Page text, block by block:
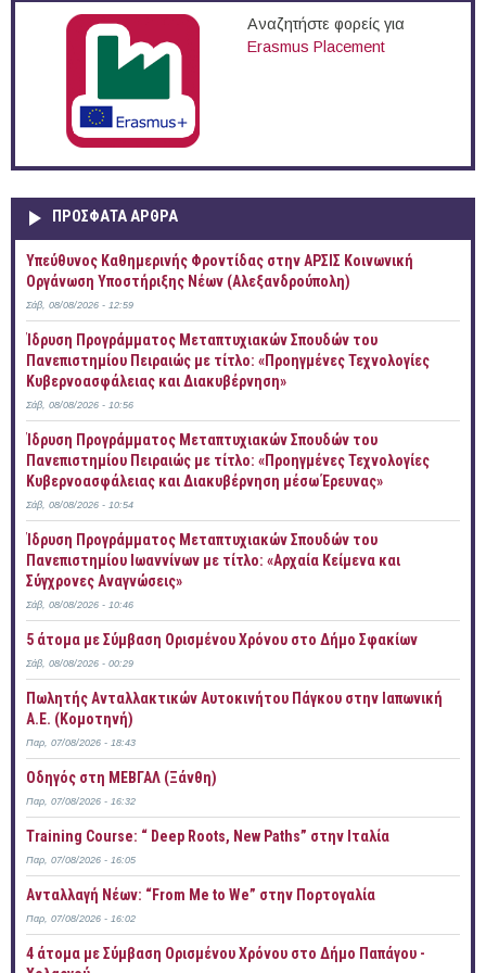
Αναζητήστε φορείς για
Erasmus Placement
ΠΡOΣΦΑΤΑ AΡΘΡΑ
Yπεύθυνος Καθημερινής Φροντίδας στην ΑΡΣΙΣ Κοινωνική
Οργάνωση Υποστήριξης Νέων (Αλεξανδρούπολη)
Σάβ, 08/08/2026 - 12:59
Ίδρυση Προγράμματος Μεταπτυχιακών Σπουδών του
Πανεπιστημίου Πειραιώς με τίτλο: «Προηγμένες Τεχνολογίες
Κυβερνοασφάλειας και Διακυβέρνηση»
Σάβ, 08/08/2026 - 10:56
Ίδρυση Προγράμματος Μεταπτυχιακών Σπουδών του
Πανεπιστημίου Πειραιώς με τίτλο: «Προηγμένες Τεχνολογίες
Κυβερνοασφάλειας και Διακυβέρνηση μέσω Έρευνας»
Σάβ, 08/08/2026 - 10:54
Ίδρυση Προγράμματος Μεταπτυχιακών Σπουδών του
Πανεπιστημίου Ιωαννίνων με τίτλο: «Αρχαία Κείμενα και
Σύγχρονες Αναγνώσεις»
Σάβ, 08/08/2026 - 10:46
5 άτομα με Σύμβαση Ορισμένου Χρόνου στο Δήμο Σφακίων
Σάβ, 08/08/2026 - 00:29
Πωλητής Ανταλλακτικών Αυτοκινήτου Πάγκου στην Ιαπωνική
Α.Ε. (Κομοτηνή)
Παρ, 07/08/2026 - 18:43
Οδηγός στη ΜΕΒΓΑΛ (Ξάνθη)
Παρ, 07/08/2026 - 16:32
Training Course: “ Deep Roots, New Paths” στην Ιταλία
Παρ, 07/08/2026 - 16:05
Ανταλλαγή Νέων: “From Me to We” στην Πορτογαλία
Παρ, 07/08/2026 - 16:02
4 άτομα με Σύμβαση Ορισμένου Χρόνου στο Δήμο Παπάγου -